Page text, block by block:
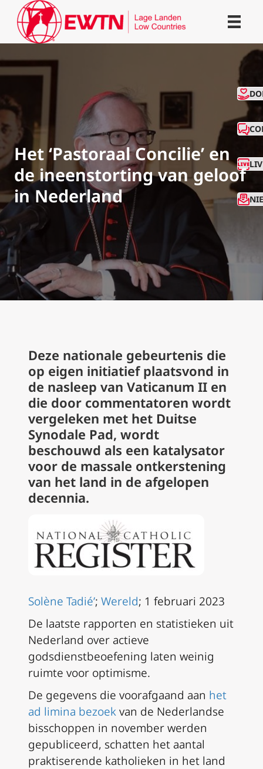
Het ‘Pastoraal Concilie’ en
de ineenstorting van geloof
in Nederland
Deze nationale gebeurtenis die
op eigen initiatief plaatsvond in
de nasleep van Vaticanum II en
die door commentatoren wordt
vergeleken met het Duitse
Synodale Pad, wordt
beschouwd als een katalysator
voor de massale ontkerstening
van het land in de afgelopen
decennia.
Solène Tadié’; Wereld; 1 februari 2023
De laatste rapporten en statistieken uit
Nederland over actieve
godsdienstbeoefening laten weinig
ruimte voor optimisme.
De gegevens die voorafgaand aan het
ad limina bezoekvan de Nederlandse
bisschoppen in november werden
gepubliceerd, schatten het aantal
praktiserende katholieken in het land